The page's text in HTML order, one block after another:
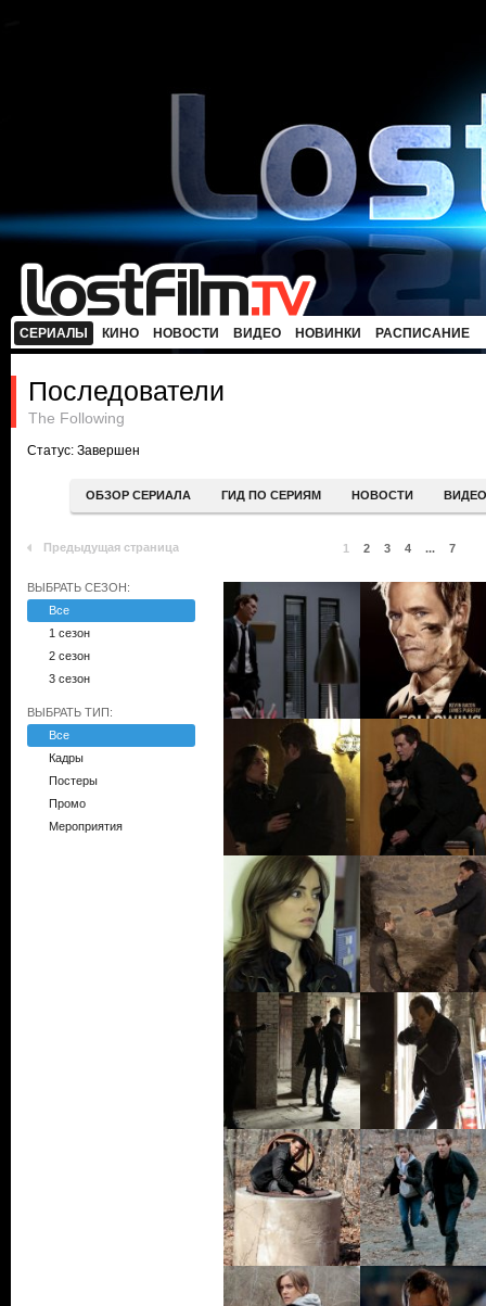
СЕРИАЛЫ КИНО НОВОСТИ ВИДЕО НОВИНКИ РАСПИСАНИЕ
Последователи
The Following
Статус: Завершен
ОБЗОР СЕРИАЛА ГИД ПО СЕРИЯМ НОВОСТИ ВИДЕО
Предыдущая страница 1 2 3 4 ... 7
ВЫБРАТЬ СЕЗОН:
Все
1 сезон
2 сезон
3 сезон
ВЫБРАТЬ ТИП:
Все
Кадры
Постеры
Промо
Мероприятия